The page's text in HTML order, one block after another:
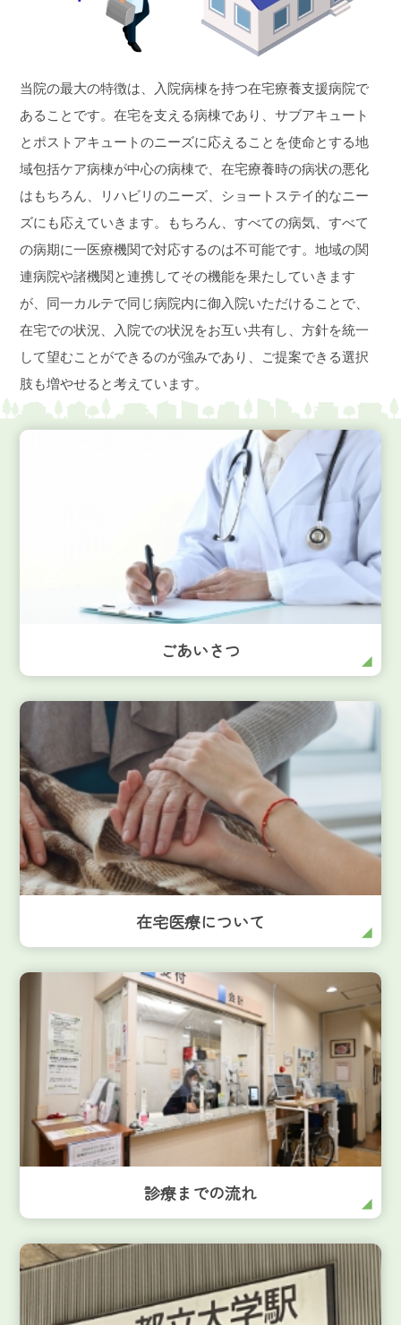
当院の最大の特徴は、入院病棟を持つ在宅療養支援病院で
あることです。在宅を支える病棟であり、サブアキュート
とポストアキュートのニーズに応えることを使命とする地
域包括ケア病棟が中心の病棟で、在宅療養時の病状の悪化
はもちろん、リハビリのニーズ、ショートステイ的なニー
ズにも応えていきます。もちろん、すべての病気、すべて
の病期に一医療機関で対応するのは不可能です。地域の関
連病院や諸機関と連携してその機能を果たしていきます
が、同一カルテで同じ病院内に御入院いただけることで、
在宅での状況、入院での状況をお互い共有し、方針を統一
して望むことができるのが強みであり、ご提案できる選択
肢も増やせると考えています。
ごあいさつ
在宅医療について
診療までの流れ